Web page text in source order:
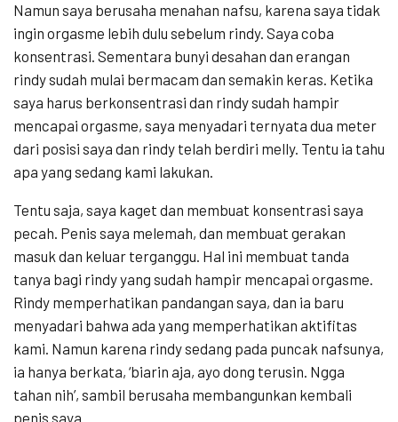
Namun saya berusaha menahan nafsu, karena saya tidak
ingin orgasme lebih dulu sebelum rindy. Saya coba
konsentrasi. Sementara bunyi desahan dan erangan
rindy sudah mulai bermacam dan semakin keras. Ketika
saya harus berkonsentrasi dan rindy sudah hampir
mencapai orgasme, saya menyadari ternyata dua meter
dari posisi saya dan rindy telah berdiri melly. Tentu ia tahu
apa yang sedang kami lakukan.
Tentu saja, saya kaget dan membuat konsentrasi saya
pecah. Penis saya melemah, dan membuat gerakan
masuk dan keluar terganggu. Hal ini membuat tanda
tanya bagi rindy yang sudah hampir mencapai orgasme.
Rindy memperhatikan pandangan saya, dan ia baru
menyadari bahwa ada yang memperhatikan aktifitas
kami. Namun karena rindy sedang pada puncak nafsunya,
ia hanya berkata, ‘biarin aja, ayo dong terusin. Ngga
tahan nih’, sambil berusaha membangunkan kembali
penis saya.